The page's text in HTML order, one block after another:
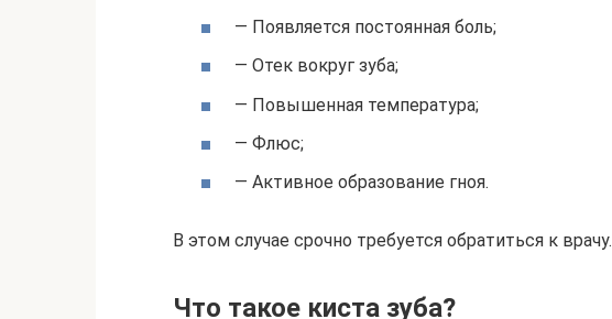
— Появляется постоянная боль;
— Отек вокруг зуба;
— Повышенная температура;
— Флюс;
— Активное образование гноя.
В этом случае срочно требуется обратиться к врачу.
Что такое киста зуба?